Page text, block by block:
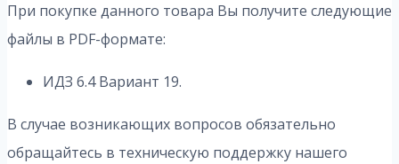
При покупке данного товара Вы получите следующие
файлы в PDF-формате:
ИДЗ 6.4 Вариант 19.
В случае возникающих вопросов обязательно
обращайтесь в техническую поддержку нашего